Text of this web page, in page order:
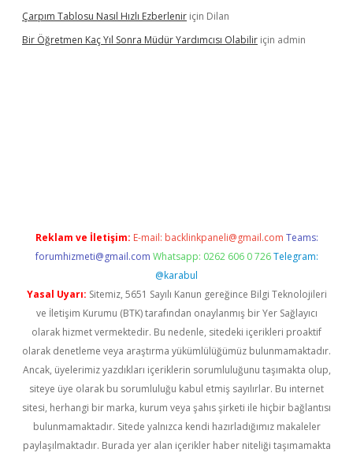
Çarpım Tablosu Nasıl Hızlı Ezberlenir için Dilan
Bir Öğretmen Kaç Yıl Sonra Müdür Yardımcısı Olabilir için admin
Reklam ve İletişim: E-mail: backlinkpaneli@gmail.com Teams:
forumhizmeti@gmail.com Whatsapp: 0262 606 0 726 Telegram:
@karabul
Yasal Uyarı: Sitemiz, 5651 Sayılı Kanun gereğince Bilgi Teknolojileri
ve İletişim Kurumu (BTK) tarafından onaylanmış bir Yer Sağlayıcı
olarak hizmet vermektedir. Bu nedenle, sitedeki içerikleri proaktif
olarak denetleme veya araştırma yükümlülüğümüz bulunmamaktadır.
Ancak, üyelerimiz yazdıkları içeriklerin sorumluluğunu taşımakta olup,
siteye üye olarak bu sorumluluğu kabul etmiş sayılırlar. Bu internet
sitesi, herhangi bir marka, kurum veya şahıs şirketi ile hiçbir bağlantısı
bulunmamaktadır. Sitede yalnızca kendi hazırladığımız makaleler
paylaşılmaktadır. Burada yer alan içerikler haber niteliği taşımamakta